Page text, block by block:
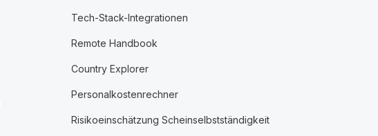
Tech-Stack-Integrationen
Remote Handbook
Country Explorer
Personalkostenrechner
Risikoeinschätzung Scheinselbstständigkeit